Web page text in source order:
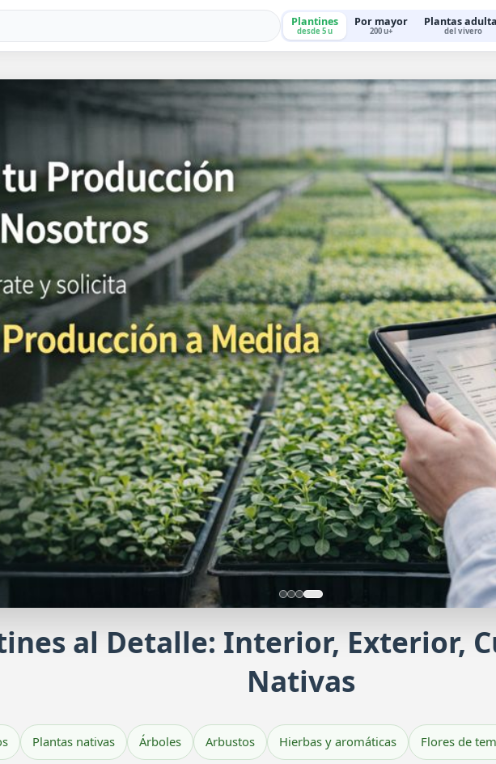
Plantines
desde 5 u
Por mayor
200 u+
Plantas
del vivero
con nosotros
al Detalle: Interior, Exterior,
Nativas
Plantas nativas Árboles Arbustos Hierbas y aromáticas Flores de